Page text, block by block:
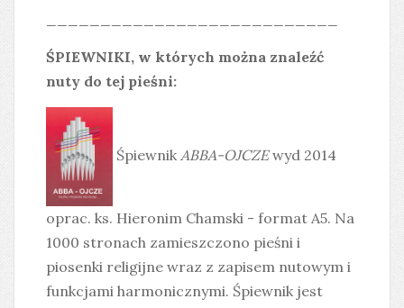
ŚPIEWNIKI, w których można znaleźć
nuty do tej pieśni:
Śpiewnik ABBA-OJCZEwyd 2014
oprac. ks. Hieronim Chamski - format A5. Na
1000 stronach zamieszczono pieśni i
piosenki religijne wraz z zapisem nutowym i
funkcjami harmonicznymi. Śpiewnik jest